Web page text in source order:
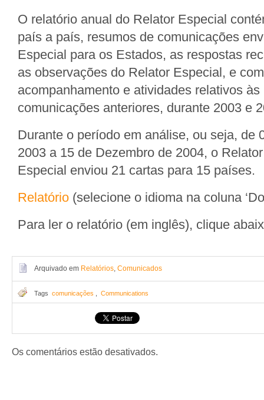
O relatório anual do Relator Especial
país a país, resumos de comunicações
Especial para os Estados, as respostas
as observações do Relator Especial, e
acompanhamento e atividades relativos às
comunicações anteriores, durante 2003 e
Durante o período em análise, ou seja, de
2003 a 15 de Dezembro de 2004, o Relator
Especial enviou 21 cartas para 15 países.
Relatório (selecione o idioma na coluna
Para ler o relatório (em inglês), clique
Arquivado em Relatórios, Comunicados
Tags comunicações Communications
Os comentários estão desativados.